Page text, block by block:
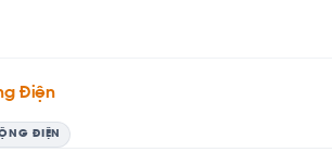
Điện
ĐIỆN